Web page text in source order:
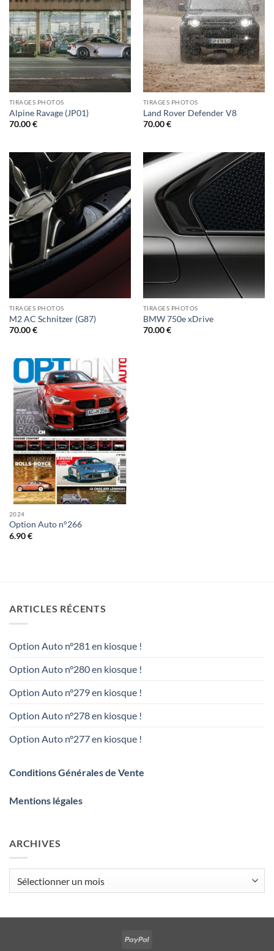
TIRAGES PHOTOS
Alpine Ravage (JP01)
70.00€
TIRAGES PHOTOS
Land Rover Defender V8
70.00€
TIRAGES PHOTOS
M2 AC Schnitzer (G87)
70.00€
TIRAGES PHOTOS
BMW 750e xDrive
70.00€
2024
Option Auto n°266
6.90€
ARTICLES RÉCENTS
Option Auto n°281 en kiosque !
Option Auto n°280 en kiosque !
Option Auto n°279 en kiosque !
Option Auto n°278 en kiosque !
Option Auto n°277 en kiosque !
Conditions Générales de Vente
Mentions légales
ARCHIVES
PayPal